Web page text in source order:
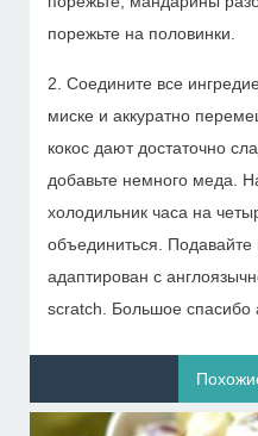
порежьте на половинки.
2. Соедините все
миске и аккуратно
кокос дают достаточно
добавьте немного меда.
холодильник часа на
объединиться.
адаптирован с
scratch. Большое спасибо